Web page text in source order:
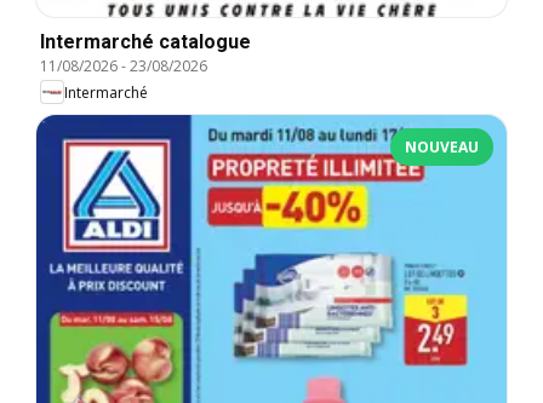
Intermarché catalogue
11/08/2026-23/08/2026
Intermarché
NOUVEAU